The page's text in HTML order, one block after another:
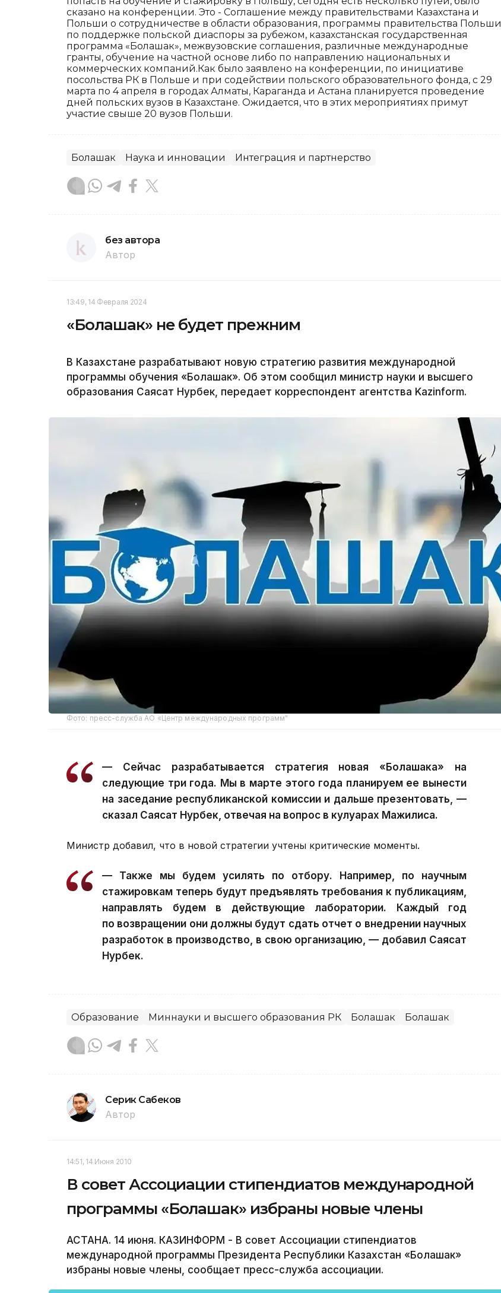
сказано на конференции. Это - Соглашение между правительствами Казахстана и
Польши о сотрудничестве в области образования, программы правительства Польши
по поддержке польской диаспоры за рубежом, казахстанская государственная
программа «Болашак», межвузовские соглашения, различные международные
гранты, обучение на частной основе либо по направлению национальных и
коммерческих компаний.Как было заявлено на конференции, по инициативе
посольства РК в Польше и при содействии польского образовательного фонда, с 29
марта по 4 апреля в городах Алматы, Караганда и Астана планируется проведение
дней польских вузов в Казахстане. Ожидается, что в этих мероприятиях примут
участие свыше 20 вузов Польши.
Болашак Наука и инновации Интеграция и партнерство
без автора
Автор
13:49, 14 Февраля 2024
«Болашак» не будет прежним
В Казахстане разрабатывают новую стратегию развития международной
программы обучения «Болашак». Об этом сообщил министр науки и высшего
образования Саясат Нурбек, передает корреспондент агентства Kazinform.
Фото: пресс-служба АО «Центр международных программ"
— Сейчас разрабатывается стратегия новая «Болашака» на
следующие три года. Мы в марте этого года планируем ее вынести
на заседание республиканской комиссии и дальше презентовать, —
сказал Саясат Нурбек, отвечая на вопрос в кулуарах Мажилиса.
Министр добавил, что в новой стратегии учтены критические моменты.
— Также мы будем усилять по отбору. Например, по научным
стажировкам теперь будут предъявлять требования к публикациям,
направлять будем в действующие лаборатории. Каждый год
по возвращении они должны будут сдать отчет о внедрении научных
разработок в производство, в свою организацию, — добавил Саясат
Нурбек.
Образование Миннауки и высшего образования РК Болашак Болашак
Серик Сабеков
Автор
14:51, 14 Июня 2010
В совет Ассоциации стипендиатов международной
программы «Болашак» избраны новые члены
АСТАНА. 14 июня. КАЗИНФОРМ - В совет Ассоциации стипендиатов
международной программы Президента Республики Казахстан «Болашак»
избраны новые члены, сообщает пресс-служба ассоциации.